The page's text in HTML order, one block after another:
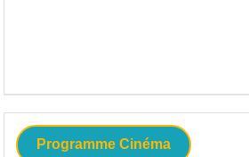
Programme Cinéma